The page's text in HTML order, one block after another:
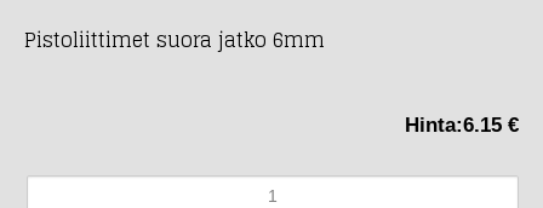
Pistoliittimet suora jatko 6mm
Hinta:6.15 €